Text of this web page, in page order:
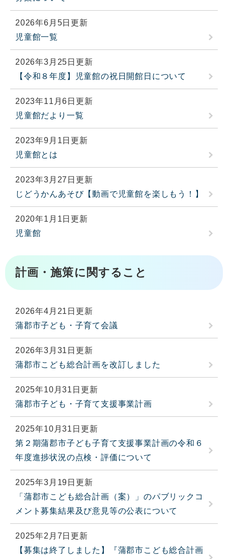
2026年6月5日更新
児童館一覧
2026年3月25日更新
【令和８年度】児童館の祝日開館日について
2023年11月6日更新
児童館だより一覧
2023年9月1日更新
児童館とは
2023年3月27日更新
じどうかんあそび【動画で児童館を楽しもう！】
2020年1月1日更新
児童館
計画・施策に関すること
2026年4月21日更新
蒲郡市子ども・子育て会議
2026年3月31日更新
蒲郡市こども総合計画を改訂しました
2025年10月31日更新
蒲郡市子ども・子育て支援事業計画
2025年10月31日更新
第２期蒲郡市子ども子育て支援事業計画の令和６
年度進捗状況の点検・評価について
2025年3月19日更新
「蒲郡市こども総合計画（案）」のパブリックコ
メント募集結果及び意見等の公表について
2025年2月7日更新
【募集は終了しました】『蒲郡市こども総合計画